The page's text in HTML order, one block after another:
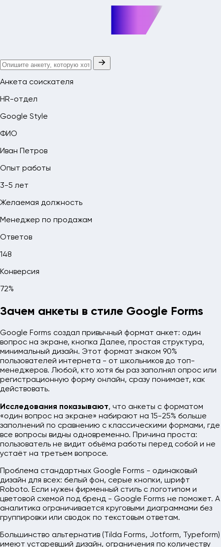
Анкета соискателя
HR-отдел
Google Style
ФИО
Иван Петров
Опыт работы
3-5 лет
Желаемая должность
Менеджер по продажам
Ответов
148
Конверсия
72%
Зачем анкеты в стиле Google Forms
Google Forms создал привычный формат анкет: один
вопрос на экране, кнопка Далее, простая структура,
минимальный дизайн. Этот формат знаком 90%
пользователей интернета - от школьников до топ-
менеджеров. Любой, кто хотя бы раз заполнял опрос или
регистрационную форму онлайн, сразу понимает, как
действовать.
Исследования показывают, что анкеты с форматом
«один вопрос на экране» набирают на 15-25% больше
заполнений по сравнению с классическими формами, где
все вопросы видны одновременно. Причина проста:
пользователь не видит объёма работы перед собой и не
устаёт на третьем вопросе.
Проблема стандартных Google Forms - одинаковый
дизайн для всех: белый фон, серые кнопки, шрифт
Roboto. Если нужен фирменный стиль с логотипом и
цветовой схемой под бренд - Google Forms не поможет. А
аналитика ограничивается круговыми диаграммами без
группировки или сводок по текстовым ответам.
Большинство альтернатив (Tilda Forms, Jotform, Typeform)
имеют устаревший дизайн, ограничения по количеству